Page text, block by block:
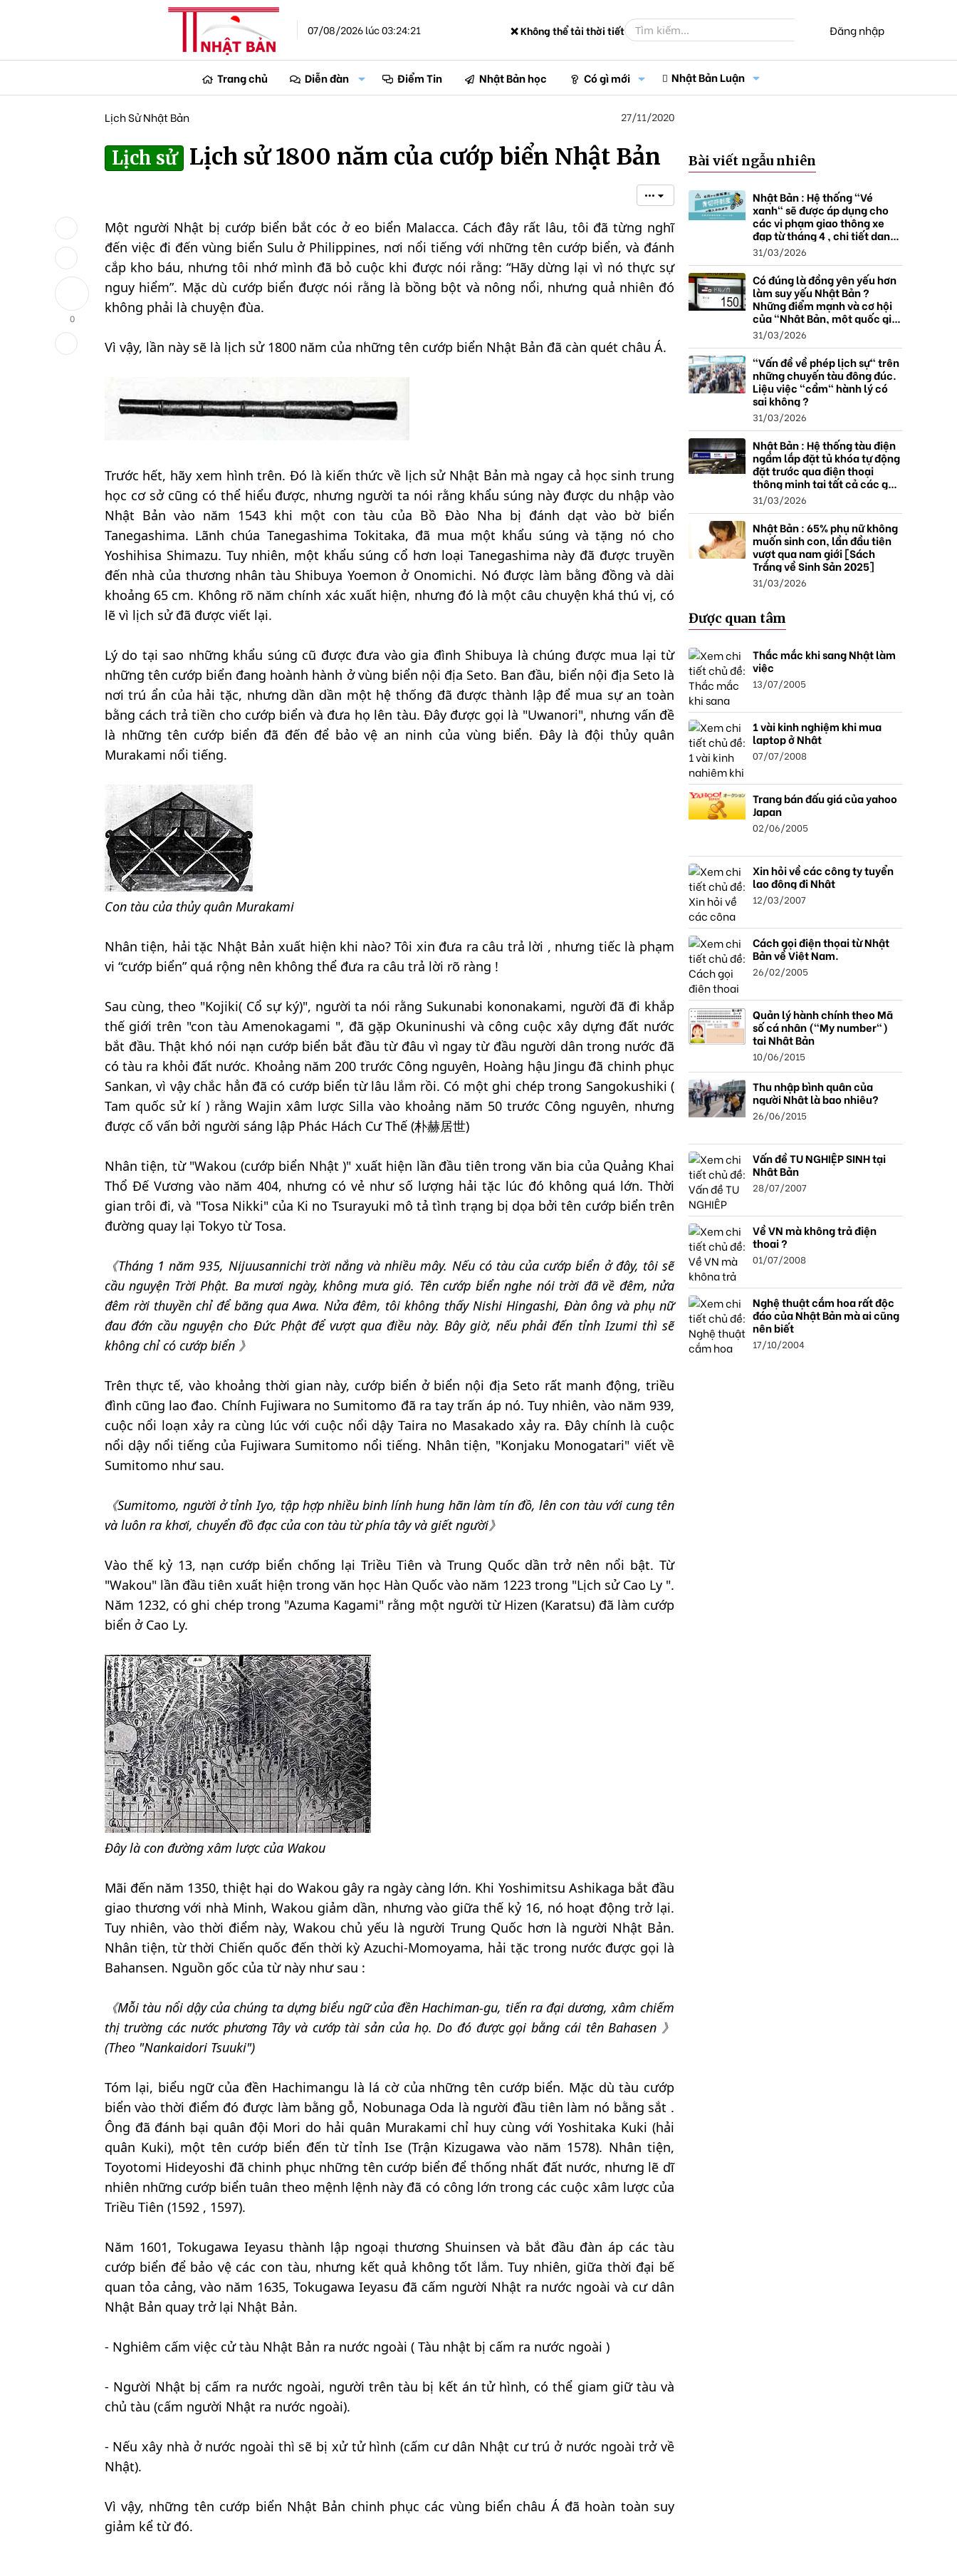
07/08/2026 lúc 03:24:21 ❌ Không thể tải thời tiết Đăng nhập
Trang chủ Diễn đàn Điểm Tin Nhật Bản học Có gì mới Nhật Bản Luận
0
Lịch Sử Nhật Bản 27/11/2020
Lịch sử Lịch sử 1800 năm của cướp biển Nhật Bản
•••
Một người Nhật bị cướp biển bắt cóc ở eo biển Malacca. Cách đây rất lâu, tôi đã từng nghĩ
đến việc đi đến vùng biển Sulu ở Philippines, nơi nổi tiếng với những tên cướp biển, và đánh
cắp kho báu, nhưng tôi nhớ mình đã bỏ cuộc khi được nói rằng: “Hãy dừng lại vì nó thực sự
nguy hiểm”. Mặc dù cướp biển được nói rằng là bồng bột và nông nổi, nhưng quả nhiên đó
không phải là chuyện đùa.
Vì vậy, lần này sẽ là lịch sử 1800 năm của những tên cướp biển Nhật Bản đã càn quét châu Á.
Trước hết, hãy xem hình trên. Đó là kiến thức về lịch sử Nhật Bản mà ngay cả học sinh trung
học cơ sở cũng có thể hiểu được, nhưng người ta nói rằng khẩu súng này được du nhập vào
Nhật Bản vào năm 1543 khi một con tàu của Bồ Đào Nha bị đánh dạt vào bờ biển
Tanegashima. Lãnh chúa Tanegashima Tokitaka, đã mua một khẩu súng và tặng nó cho
Yoshihisa Shimazu. Tuy nhiên, một khẩu súng cổ hơn loại Tanegashima này đã được truyền
đến nhà của thương nhân tàu Shibuya Yoemon ở Onomichi. Nó được làm bằng đồng và dài
khoảng 65 cm. Không rõ năm chính xác xuất hiện, nhưng đó là một câu chuyện khá thú vị, có
lẽ vì lịch sử đã được viết lại.
Lý do tại sao những khẩu súng cũ được đưa vào gia đình Shibuya là chúng được mua lại từ
những tên cướp biển đang hoành hành ở vùng biển nội địa Seto. Ban đầu, biển nội địa Seto là
nơi trú ẩn của hải tặc, nhưng dần dần một hệ thống đã được thành lập để mua sự an toàn
bằng cách trả tiền cho cướp biển và đưa họ lên tàu. Đây được gọi là "Uwanori", nhưng vấn đề
là những tên cướp biển đã đến để bảo vệ an ninh của vùng biển. Đây là đội thủy quân
Murakami nổi tiếng.
Con tàu của thủy quân Murakami
Nhân tiện, hải tặc Nhật Bản xuất hiện khi nào? Tôi xin đưa ra câu trả lời , nhưng tiếc là phạm
vi “cướp biển” quá rộng nên không thể đưa ra câu trả lời rõ ràng !
Sau cùng, theo "Kojiki( Cổ sự ký)", người ta nói rằng Sukunabi kononakami, người đã đi khắp
thế giới trên "con tàu Amenokagami ", đã gặp Okuninushi và công cuộc xây dựng đất nước
bắt đầu. Thật khó nói nạn cướp biển bắt đầu từ đâu vì ngay từ đầu người dân trong nước đã
có tàu ra khỏi đất nước. Khoảng năm 200 trước Công nguyên, Hoàng hậu Jingu đã chinh phục
Sankan, vì vậy chắc hẳn đã có cướp biển từ lâu lắm rồi. Có một ghi chép trong Sangokushiki (
Tam quốc sử kí ) rằng Wajin xâm lược Silla vào khoảng năm 50 trước Công nguyên, nhưng
được cố vấn bởi người sáng lập Phác Hách Cư Thế (朴赫居世)
Nhân tiện, từ "Wakou (cướp biển Nhật )" xuất hiện lần đầu tiên trong văn bia của Quảng Khai
Thổ Đế Vương vào năm 404, nhưng có vẻ như số lượng hải tặc lúc đó không quá lớn. Thời
gian trôi đi, và "Tosa Nikki" của Ki no Tsurayuki mô tả tình trạng bị dọa bởi tên cướp biển trên
đường quay lại Tokyo từ Tosa.
《Tháng 1 năm 935, Nijuusannichi trời nắng và nhiều mây. Nếu có tàu của cướp biển ở đây, tôi sẽ
cầu nguyện Trời Phật. Ba mươi ngày, không mưa gió. Tên cướp biển nghe nói trời đã về đêm, nửa
đêm rời thuyền chỉ để băng qua Awa. Nửa đêm, tôi không thấy Nishi Hingashi, Đàn ông và phụ nữ
đau đớn cầu nguyện cho Đức Phật để vượt qua điều này. Bây giờ, nếu phải đến tỉnh Izumi thì sẽ
không chỉ có cướp biển 》
Trên thực tế, vào khoảng thời gian này, cướp biển ở biển nội địa Seto rất manh động, triều
đình cũng lao đao. Chính Fujiwara no Sumitomo đã ra tay trấn áp nó. Tuy nhiên, vào năm 939,
cuộc nổi loạn xảy ra cùng lúc với cuộc nổi dậy Taira no Masakado xảy ra. Đây chính là cuộc
nổi dậy nổi tiếng của Fujiwara Sumitomo nổi tiếng. Nhân tiện, "Konjaku Monogatari" viết về
Sumitomo như sau.
《Sumitomo, người ở tỉnh Iyo, tập hợp nhiều binh lính hung hãn làm tín đồ, lên con tàu với cung tên
và luôn ra khơi, chuyển đồ đạc của con tàu từ phía tây và giết người》
Vào thế kỷ 13, nạn cướp biển chống lại Triều Tiên và Trung Quốc dần trở nên nổi bật. Từ
"Wakou" lần đầu tiên xuất hiện trong văn học Hàn Quốc vào năm 1223 trong "Lịch sử Cao Ly ".
Năm 1232, có ghi chép trong "Azuma Kagami" rằng một người từ Hizen (Karatsu) đã làm cướp
biển ở Cao Ly.
Đây là con đường xâm lược của Wakou
Mãi đến năm 1350, thiệt hại do Wakou gây ra ngày càng lớn. Khi Yoshimitsu Ashikaga bắt đầu
giao thương với nhà Minh, Wakou giảm dần, nhưng vào giữa thế kỷ 16, nó hoạt động trở lại.
Tuy nhiên, vào thời điểm này, Wakou chủ yếu là người Trung Quốc hơn là người Nhật Bản.
Nhân tiện, từ thời Chiến quốc đến thời kỳ Azuchi-Momoyama, hải tặc trong nước được gọi là
Bahansen. Nguồn gốc của từ này như sau :
《Mỗi tàu nổi dậy của chúng ta dựng biểu ngữ của đền Hachiman-gu, tiến ra đại dương, xâm chiếm
thị trường các nước phương Tây và cướp tài sản của họ. Do đó được gọi bằng cái tên Bahasen 》
(Theo "Nankaidori Tsuuki")
Tóm lại, biểu ngữ của đền Hachimangu là lá cờ của những tên cướp biển. Mặc dù tàu cướp
biển vào thời điểm đó được làm bằng gỗ, Nobunaga Oda là người đầu tiên làm nó bằng sắt .
Ông đã đánh bại quân đội Mori do hải quân Murakami chỉ huy cùng với Yoshitaka Kuki (hải
quân Kuki), một tên cướp biển đến từ tỉnh Ise (Trận Kizugawa vào năm 1578). Nhân tiện,
Toyotomi Hideyoshi đã chinh phục những tên cướp biển để thống nhất đất nước, nhưng lẽ dĩ
nhiên những cướp biển tuân theo mệnh lệnh này đã có công lớn trong các cuộc xâm lược của
Triều Tiên (1592 , 1597).
Năm 1601, Tokugawa Ieyasu thành lập ngoại thương Shuinsen và bắt đầu đàn áp các tàu
cướp biển để bảo vệ các con tàu, nhưng kết quả không tốt lắm. Tuy nhiên, giữa thời đại bế
quan tỏa cảng, vào năm 1635, Tokugawa Ieyasu đã cấm người Nhật ra nước ngoài và cư dân
Nhật Bản quay trở lại Nhật Bản.
- Nghiêm cấm việc cử tàu Nhật Bản ra nước ngoài ( Tàu nhật bị cấm ra nước ngoài )
- Người Nhật bị cấm ra nước ngoài, người trên tàu bị kết án tử hình, có thể giam giữ tàu và
chủ tàu (cấm người Nhật ra nước ngoài).
- Nếu xây nhà ở nước ngoài thì sẽ bị xử tử hình (cấm cư dân Nhật cư trú ở nước ngoài trở về
Nhật).
Vì vậy, những tên cướp biển Nhật Bản chinh phục các vùng biển châu Á đã hoàn toàn suy
giảm kể từ đó.
Bài viết ngẫu nhiên
Nhật Bản : Hệ thống "Vé
xanh" sẽ được áp dụng cho
các vi phạm giao thông xe
đạp từ tháng 4 , chi tiết danh
sách và mức xử phạt.
31/03/2026
Có đúng là đồng yên yếu hơn
làm suy yếu Nhật Bản ?
Những điểm mạnh và cơ hội
của "Nhật Bản, một quốc gia
thặng dư".
31/03/2026
"Vấn đề về phép lịch sự" trên
những chuyến tàu đông đúc.
Liệu việc "cầm" hành lý có
sai không ?
31/03/2026
Nhật Bản : Hệ thống tàu điện
ngầm lắp đặt tủ khóa tự động
đặt trước qua điện thoại
thông minh tại tất cả các ga ,
mở rộng mạng lưới do nhu
cầu tăng.
31/03/2026
Nhật Bản : 65% phụ nữ không
muốn sinh con, lần đầu tiên
vượt qua nam giới [Sách
Trắng về Sinh Sản 2025]
31/03/2026
Được quan tâm
Thắc mắc khi sang Nhật làm
việc
13/07/2005
1 vài kinh nghiệm khi mua
laptop ở Nhật
07/07/2008
Trang bán đấu giá của yahoo
Japan
02/06/2005
Xin hỏi về các công ty tuyển
lao động đi Nhật
12/03/2007
Cách gọi điện thọai từ Nhật
Bản về Việt Nam.
26/02/2005
Quản lý hành chính theo Mã
số cá nhân ("My number")
tại Nhật Bản
10/06/2015
Thu nhập bình quân của
người Nhật là bao nhiêu?
26/06/2015
Vấn đề TU NGHIỆP SINH tại
Nhật Bản
28/07/2007
Về VN mà không trả điện
thoại ?
01/07/2008
Nghệ thuật cắm hoa rất độc
đáo của Nhật Bản mà ai cũng
nên biết
17/10/2004